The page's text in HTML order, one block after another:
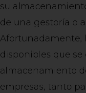
su
de una gestoría o
Afortunadamente,
disponibles que
almacenamiento
empresas, tanto